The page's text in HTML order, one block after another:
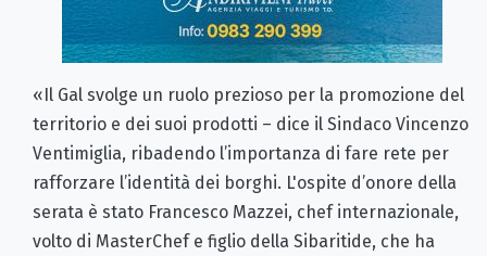
«Il Gal svolge un ruolo prezioso per la promozione del
territorio e dei suoi prodotti – dice il Sindaco Vincenzo
Ventimiglia, ribadendo l’importanza di fare rete per
rafforzare l’identità dei borghi. L'ospite d’onore della
serata è stato Francesco Mazzei, chef internazionale,
volto di MasterChef e figlio della Sibaritide, che ha